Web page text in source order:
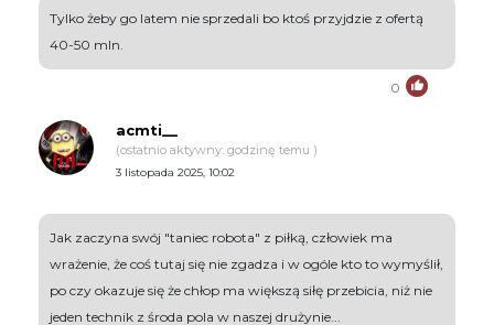
Tylko żeby go latem nie sprzedali bo ktoś przyjdzie z ofertą
40-50 mln.
0
acmti__
(ostatnio aktywny: godzinę temu )
3 listopada 2025, 10:02
Jak zaczyna swój "taniec robota" z piłką, człowiek ma
wrażenie, że coś tutaj się nie zgadza i w ogóle kto to wymyślił,
po czy okazuje się że chłop ma większą siłę przebicia, niż nie
jeden technik z środa pola w naszej drużynie...